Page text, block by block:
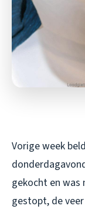
Vorige week
gekocht en was
gestopt, de